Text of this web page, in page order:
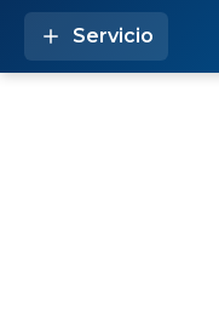
Servicio